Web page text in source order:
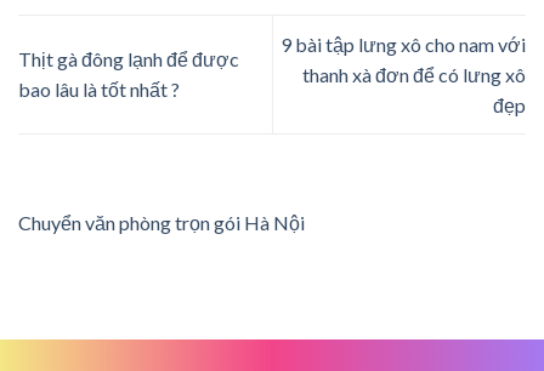
Thịt gà đông lạnh để được
bao lâu là tốt nhất ?
9 bài tập lưng xô cho nam với
thanh xà đơn để có lưng xô
đẹp
Chuyển văn phòng trọn gói Hà Nội